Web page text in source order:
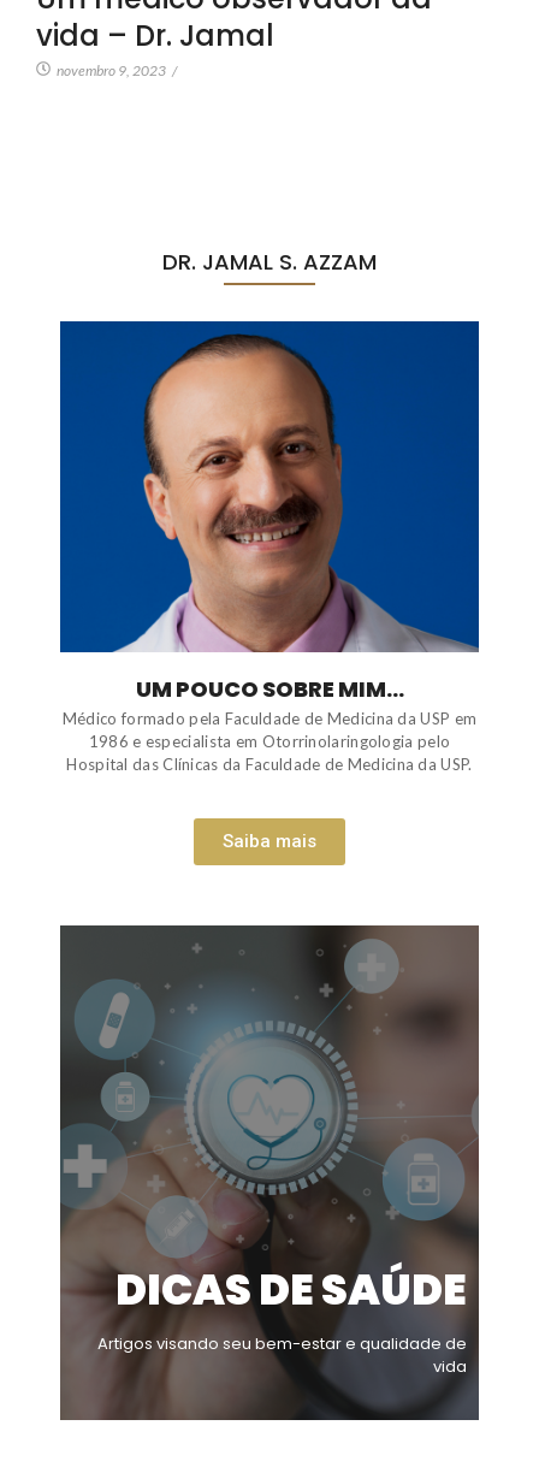
vida – Dr. Jamal
novembro 9, 2023 /
DR. JAMAL S. AZZAM
UM POUCO SOBRE MIM...
Médico formado pela Faculdade de Medicina da USP em
1986 e especialista em Otorrinolaringologia pelo
Hospital das Clínicas da Faculdade de Medicina da USP.
Saiba mais
DICAS DE SAÚDE
Artigos visando seu bem-estar e qualidade de
vida